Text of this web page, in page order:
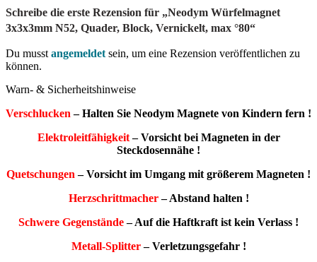
Schreibe die erste Rezension für „Neodym Würfelmagnet
3x3x3mm N52, Quader, Block, Vernickelt, max °80“
Du musst angemeldet sein, um eine Rezension veröffentlichen zu
können.
Warn- & Sicherheitshinweise
Verschlucken – Halten Sie Neodym Magnete von Kindern fern !
Elektroleitfähigkeit– Vorsicht bei Magneten in der
Steckdosennähe !
Quetschungen – Vorsicht im Umgang mit größerem Magneten !
Herzschrittmacher– Abstand halten !
Schwere Gegenstände– Auf die Haftkraft ist kein Verlass !
Metall-Splitter– Verletzungsgefahr !